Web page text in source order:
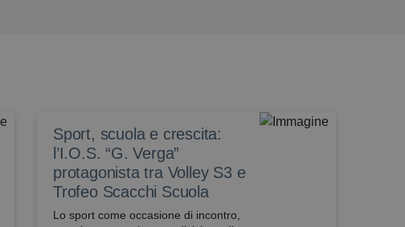
Sport, scuola e crescita:
l’I.O.S. “G. Verga”
protagonista tra Volley S3 e
Trofeo Scacchi Scuola
Lo sport come occasione di incontro,